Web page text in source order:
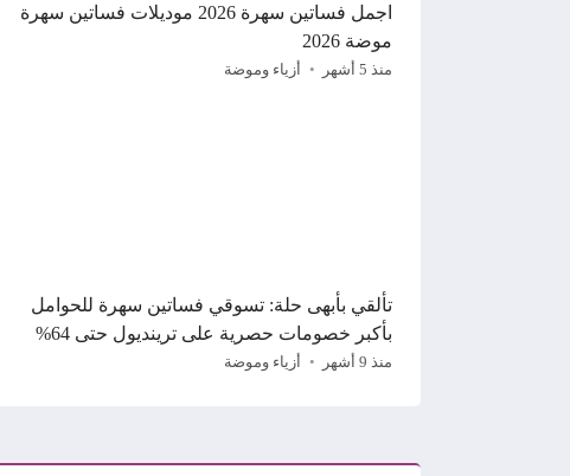
اجمل فساتين سهرة 2026 موديلات فساتين سهرة
موضة 2026
منذ 5 أشهر أزياء وموضة
تألقي بأبهى حلة: تسوقي فساتين سهرة للحوامل
بأكبر خصومات حصرية على ترينديول حتى 64%
منذ 9 أشهر أزياء وموضة